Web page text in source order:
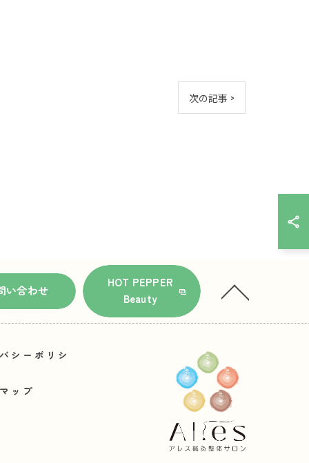
次の記事 >
い合わせ
HOT PEPPER
Beauty
シーポリシ
ップ